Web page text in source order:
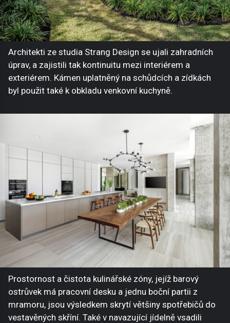
Architekti ze studia Strang Design se ujali zahradních
úprav, a zajistili tak kontinuitu mezi interiérem a
exteriérem. Kámen uplatněný na schůdcích a zídkách
byl použit také k obkladu venkovní kuchyně.
Prostornost a čistota kulinářské zóny, jejíž barový
ostrůvek má pracovní desku a jednu boční partii z
mramoru, jsou výsledkem skrytí většiny spotřebičů do
vestavěných skříní. Také v navazující jídelně vsadili